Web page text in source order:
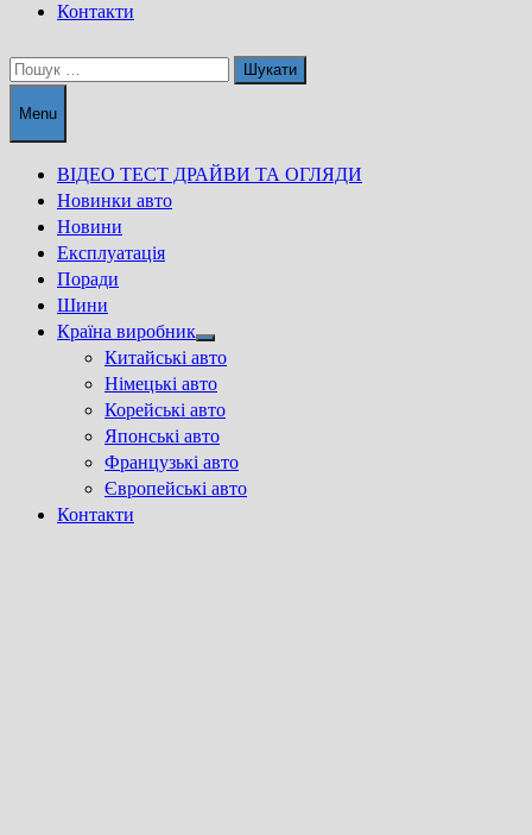
Контакти
Пошук:
Menu
ВІДЕО ТЕСТ ДРАЙВИ ТА ОГЛЯДИ
Новинки авто
Новини
Експлуатація
Поради
Шини
Країна виробник
Show
sub
menu
Китайські авто
Німецькі авто
Корейські авто
Японські авто
Французькі авто
Європейські авто
Контакти